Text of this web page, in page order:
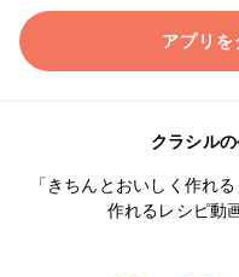
アプリを
クラシル
「きちんとおいしく作れ
作れるレシピ動